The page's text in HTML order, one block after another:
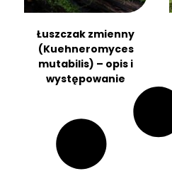
Łuszczak zmienny
(Kuehneromyces
mutabilis) – opis i
występowanie